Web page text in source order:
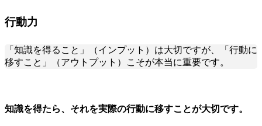
行動力
「知識を得ること」（インプット）は大切ですが、「行動に
移すこと」（アウトプット）こそが本当に重要です。
知識を得たら、それを実際の行動に移すことが大切です。